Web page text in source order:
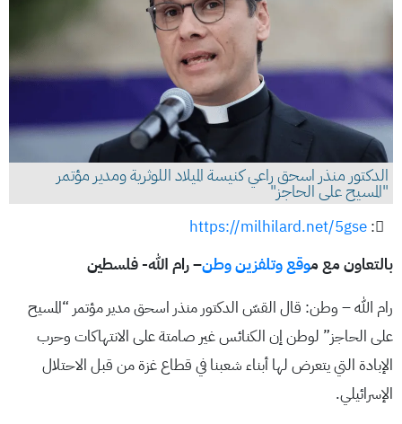
الدكتور منذر اسحق راعي كنيسة الميلاد اللوثرية ومدير مؤتمر
"المسيح على الحاجز"
:
https://milhilard.net/5gse
بالتعاون مع موقع وتلفزين وطن– رام الله- فلسطين
رام الله – وطن: قال القسّ الدكتور منذر اسحق مدير مؤتمر “المسيح
على الحاجز” لوطن إن الكنائس غير صامتة على الانتهاكات وحرب
الإبادة التي يتعرض لها أبناء شعبنا في قطاع غزة من قبل الاحتلال
الإسرائيلي.